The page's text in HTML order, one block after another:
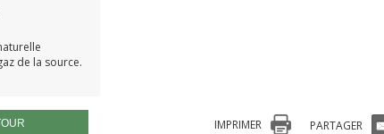
de la source.
PARTAGER
IMPRIMER